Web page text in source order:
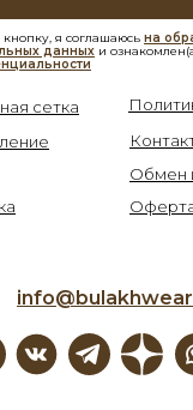
сетка
Обмен
я соглашаюсь на
данных и